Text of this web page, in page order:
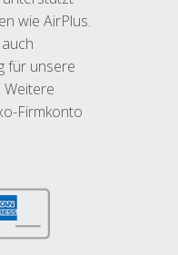
wie AirPlus.
für unsere
Weitere
Firmkonto